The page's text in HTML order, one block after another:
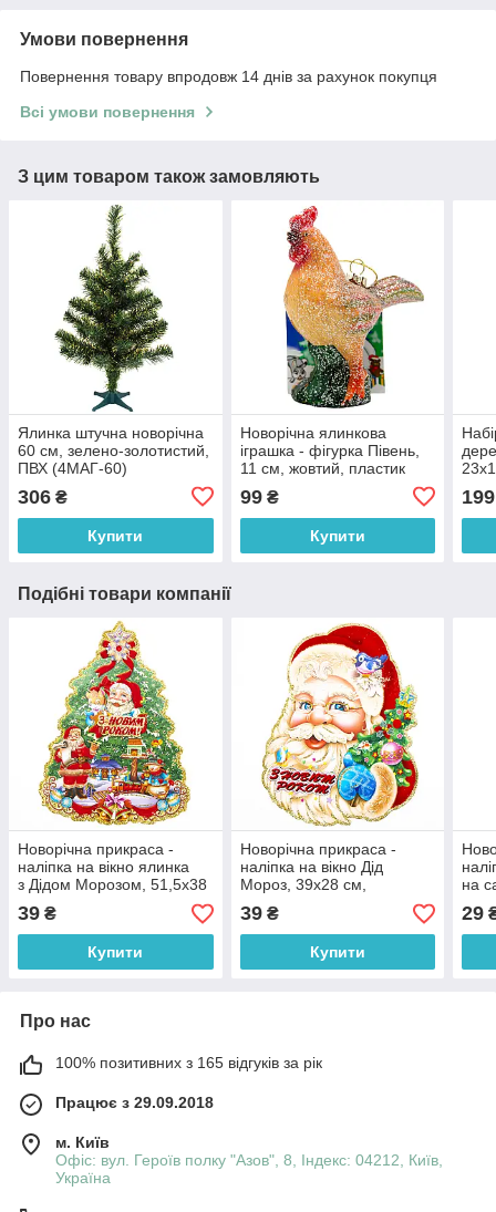
Умови повернення
Повернення товару впродовж 14 днів за рахунок покупця
Всі умови повернення
З цим товаром також замовляють
Ялинка штучна новорічна
60 см, зелено-золотистий,
ПВХ (4МАГ-60)
306 ₴
Купити
Новорічна ялинкова
іграшка - фігурка Півень,
11 см, жовтий, пластик
99₴
Купити
199
Подібні товари компанії
Новорічна прикраса -
наліпка на вікно ялинка
з Дідом Морозом, 51,5x38
см, різнокольоровий,
папір (471546)
39 ₴
Купити
Новорічна прикраса -
наліпка на вікно Дід
Мороз, 39x28 см,
різнокольоровий, папір
(471782)
39₴
Купити
на
29
Про нас
100% позитивних з 165 відгуків за рік
Працює з 29.09.2018
м. Київ
Офіс: вул. Героїв полку "Азов", 8, Індекс: 04212, Київ,
Україна